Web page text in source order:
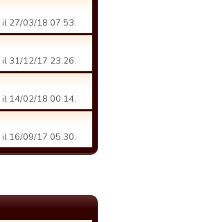
il 27/03/18 07:53.
il 31/12/17 23:26.
il 14/02/18 00:14.
il 16/09/17 05:30.